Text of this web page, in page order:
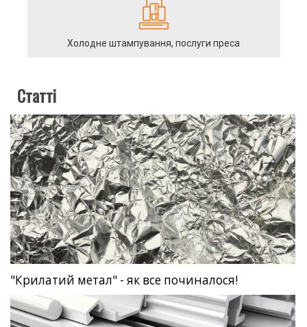
Холодне штампування, послуги преса
Статті
"Крилатий метал" - як все починалося!